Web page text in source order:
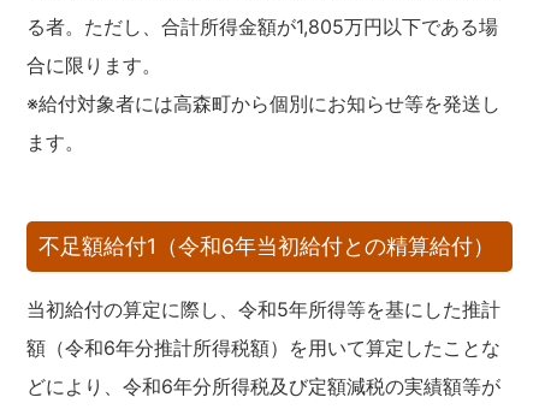
る者。ただし、合計所得金額が1,805万円以下である場
合に限ります。
※給付対象者には高森町から個別にお知らせ等を発送し
ます。
不足額給付1（令和6年当初給付との精算給付）
当初給付の算定に際し、令和5年所得等を基にした推計
額（令和6年分推計所得税額）を用いて算定したことな
どにより、令和6年分所得税及び定額減税の実績額等が